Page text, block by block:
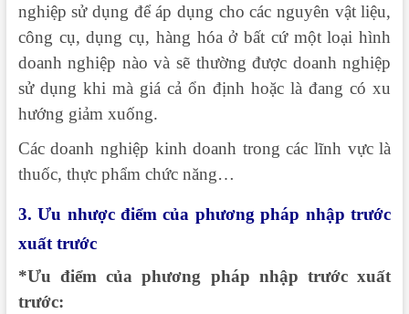
nghiệp sử dụng để áp dụng cho các nguyên vật liệu,
công cụ, dụng cụ, hàng hóa ở bất cứ một loại hình
doanh nghiệp nào và sẽ thường được doanh nghiệp
sử dụng khi mà giá cả ổn định hoặc là đang có xu
hướng giảm xuống.
Các doanh nghiệp kinh doanh trong các lĩnh vực là
thuốc, thực phẩm chức năng…
3. Ưu nhược điểm của phương pháp nhập trước
xuất trước
*Ưu điểm của phương pháp nhập trước xuất
trước: